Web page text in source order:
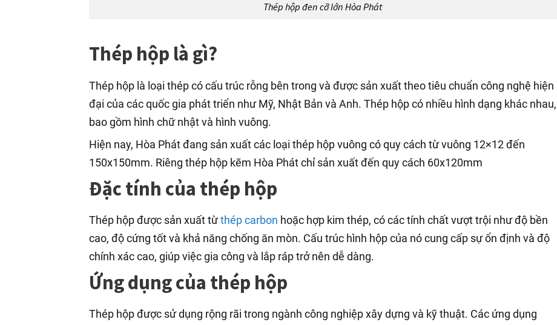
Thép hộp đen cỡ lớn Hòa Phát
Thép hộp là gì?
Thép hộp là loại thép có cấu trúc rỗng bên trong và được sản xuất theo tiêu chuẩn công nghệ hiện
đại của các quốc gia phát triển như Mỹ, Nhật Bản và Anh. Thép hộp có nhiều hình dạng khác nhau,
bao gồm hình chữ nhật và hình vuông.
Hiện nay, Hòa Phát đang sản xuất các loại thép hộp vuông có quy cách từ vuông 12×12 đến
150x150mm. Riêng thép hộp kẽm Hòa Phát chỉ sản xuất đến quy cách 60x120mm
Đặc tính của thép hộp
Thép hộp được sản xuất từthép carbon hoặc hợp kim thép, có các tính chất vượt trội như độ bền
cao, độ cứng tốt và khả năng chống ăn mòn. Cấu trúc hình hộp của nó cung cấp sự ổn định và độ
chính xác cao, giúp việc gia công và lắp ráp trở nên dễ dàng.
Ứng dụng của thép hộp
Thép hộp được sử dụng rộng rãi trong ngành công nghiệp xây dựng và kỹ thuật. Các ứng dụng